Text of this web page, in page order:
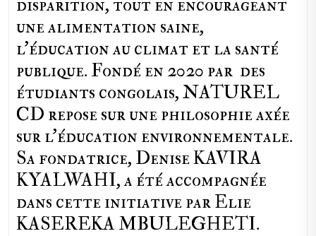
disparition, tout en encourageant
une alimentation saine,
l'éducation au climat et la santé
publique. Fondé en 2020 par des
étudiants congolais, NATUREL
CD repose sur une philosophie axée
sur l'éducation environnementale.
Sa fondatrice, Denise KAVIRA
KYALWAHI, a été accompagnée
dans cette initiative par Elie
KASEREKA MBULEGHETI.